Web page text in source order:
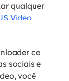
qualquer
Video
de
sociais e
você